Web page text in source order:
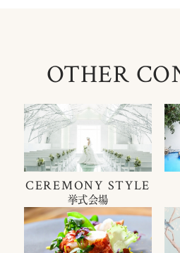
OTHER
CEREMONY STYLE
挙式会場